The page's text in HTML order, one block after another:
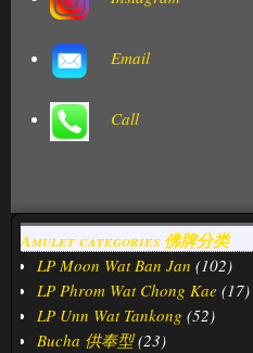
Email
Call
Amulet categories 佛牌分类
LP Moon Wat Ban Jan (102)
LP Phrom Wat Chong Kae (17)
LP Unn Wat Tankong (52)
Bucha 供奉型 (23)